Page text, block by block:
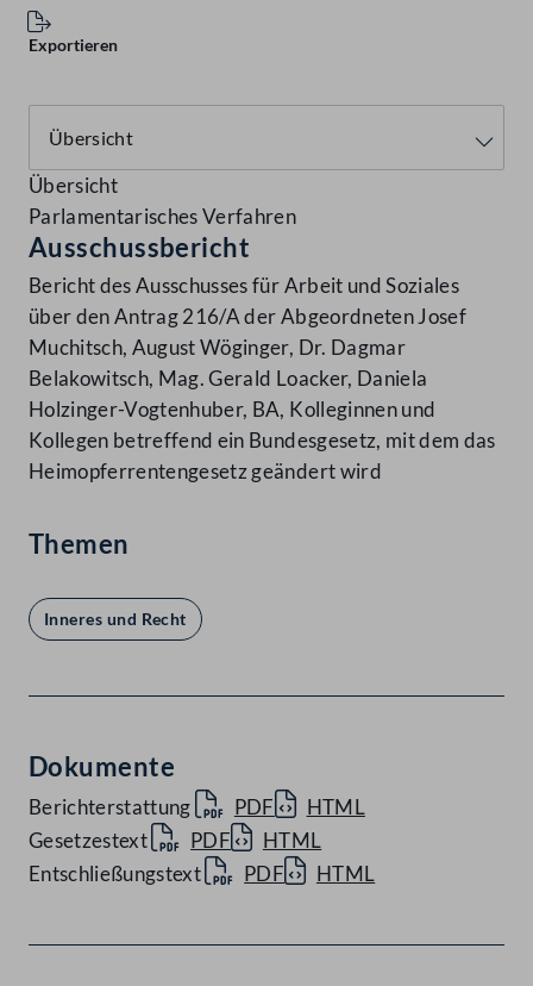
Exportieren
Übersicht
Parlamentarisches Verfahren
Ausschussbericht
Bericht des Ausschusses für Arbeit und Soziales
über den Antrag 216/A der Abgeordneten Josef
Muchitsch, August Wöginger, Dr. Dagmar
Belakowitsch, Mag. Gerald Loacker, Daniela
Holzinger-Vogtenhuber, BA, Kolleginnen und
Kollegen betreffend ein Bundesgesetz, mit dem das
Heimopferrentengesetz geändert wird
Themen
Inneres und Recht
Dokumente
Berichterstattung PDF
HTML
Gesetzestext
PDF
HTML
Entschließungstext
PDF HTML